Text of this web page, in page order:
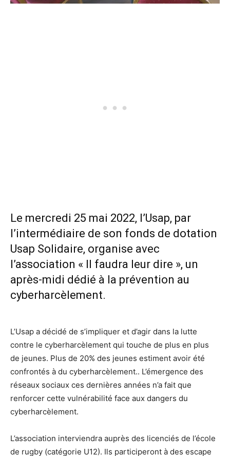
Le mercredi 25 mai 2022, l’Usap, par
l’intermédiaire de son fonds de dotation
Usap Solidaire, organise avec
l’association « Il faudra leur dire », un
après-midi dédié à la prévention au
cyberharcèlement.
L’Usap a décidé de s’impliquer et d’agir dans la lutte
contre le cyberharcèlement qui touche de plus en plus
de jeunes. Plus de 20% des jeunes estiment avoir été
confrontés à du cyberharcèlement.. L’émergence des
réseaux sociaux ces dernières années n’a fait que
renforcer cette vulnérabilité face aux dangers du
cyberharcèlement.
L’association interviendra auprès des licenciés de l’école
de rugby (catégorie U12). Ils participeront à des escape